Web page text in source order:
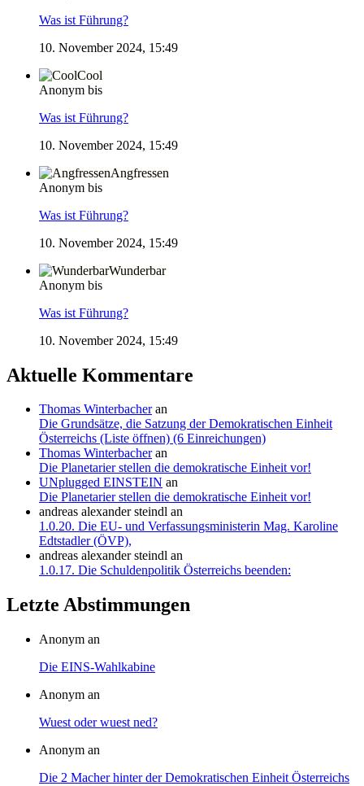
Was ist Führung?
10. November 2024, 15:49
Cool
Anonym bis
Was ist Führung?
10. November 2024, 15:49
Angfressen
Anonym bis
Was ist Führung?
10. November 2024, 15:49
Wunderbar
Anonym bis
Was ist Führung?
10. November 2024, 15:49
Aktuelle Kommentare
Thomas Winterbacheran
Die Grundsätze, die Satzung der Demokratischen Einheit
Österreichs (Liste öffnen) (6 Einreichungen)
Thomas Winterbacheran
Die Planetarier stellen die demokratische Einheit vor!
UNplugged EINSTEIN an
Die Planetarier stellen die demokratische Einheit vor!
andreas alexander steindl an
1.0.20. Die EU- und Verfassungsministerin Mag. Karoline
Edtstadler (ÖVP),
andreas alexander steindl an
1.0.17. Die Schuldenpolitik Österreichs beenden:
Letzte Abstimmungen
Anonym an
Die EINS-Wahlkabine
Anonym an
Wuest oder wuest ned?
Anonym an
Die 2 Macher hinter der Demokratischen Einheit Österreichs